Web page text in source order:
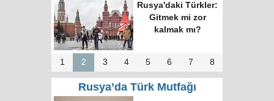
Rusya'daki Türkler:
Gitmek mi zor
kalmak mı?
1 2 3 4 5 6 7 8
Rusya’da Türk Mutfağı